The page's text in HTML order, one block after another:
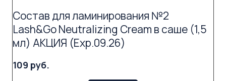
Состав для ламинирования №2
Lash&Go Neutralizing Cream в саше (1,5
мл) АКЦИЯ (Exp.09.26)
109 руб.